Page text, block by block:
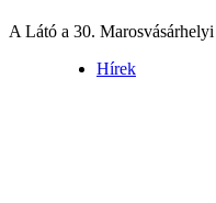
A Látó a 30.
Hírek